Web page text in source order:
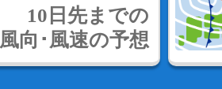
10日先までの
風向･風速の予想